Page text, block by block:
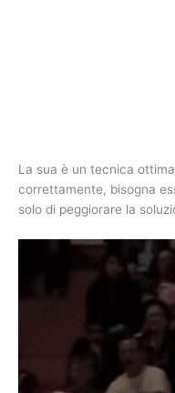
La sua è un tecnica
correttamente, bisogna
solo di peggiorare la